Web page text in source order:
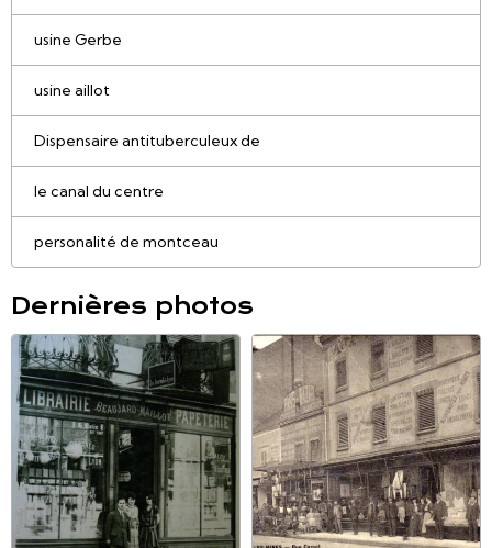
usine Gerbe
usine aillot
Dispensaire antituberculeux de
le canal du centre
personalité de montceau
Dernières photos